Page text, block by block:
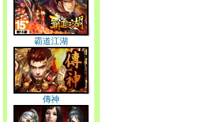
霸道江湖
傳神